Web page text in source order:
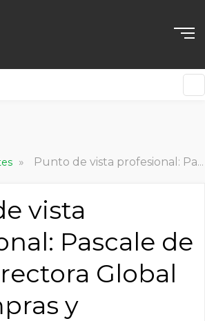
» Punto de vista profesional: Pascale de Felix, directora Global de Compras y Métodos, Herramientas y Abastecimiento Responsable del Grupo Bel
vista
Pascale de
Global
y